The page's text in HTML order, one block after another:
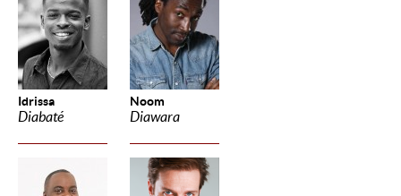
Idrissa
Diabaté
Noom
Diawara